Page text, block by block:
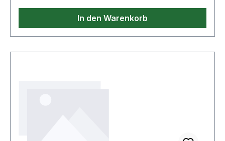
In den Warenkorb